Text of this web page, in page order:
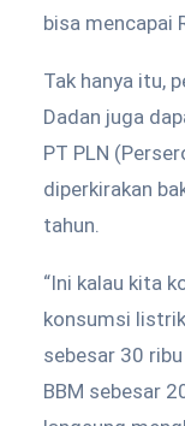
bisa mencapai
Tak hanya itu,
Dadan juga
PT PLN
diperkirakan
tahun.
“Ini kalau kita
konsumsi
sebesar 30
BBM sebesar